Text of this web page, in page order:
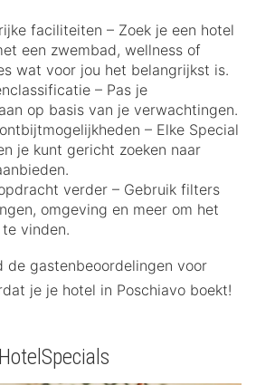
faciliteiten – Zoek je een hotel
een zwembad, wellness of
wat voor jou het belangrijkst is.
– Pas je
op basis van je verwachtingen.
– Elke Special
je kunt gericht zoeken naar
verder – Gebruik filters
omgeving en meer om het
vinden.
de gastenbeoordelingen voor
je je hotel in Poschiavo boekt!